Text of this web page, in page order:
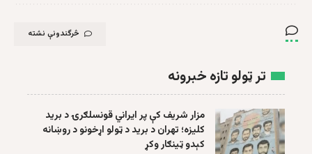
څرگندونې نشته
تر ټولو تازه خبرونه
مزار شریف کې پر ایراني قونسلګرۍ د برید
کلیزه؛ تهران د برید د ټولو اړخونو د روښانه
کېدو ټینګار وکړ